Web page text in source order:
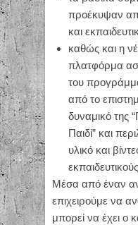
προέκυψαν
και
καθώς και η
πλατφόρμα
του
από το
δυναμικό της
Παιδί” και
υλικό και
Μέσα από έναν
επιχειρούμε να
μπορεί να έχει ο